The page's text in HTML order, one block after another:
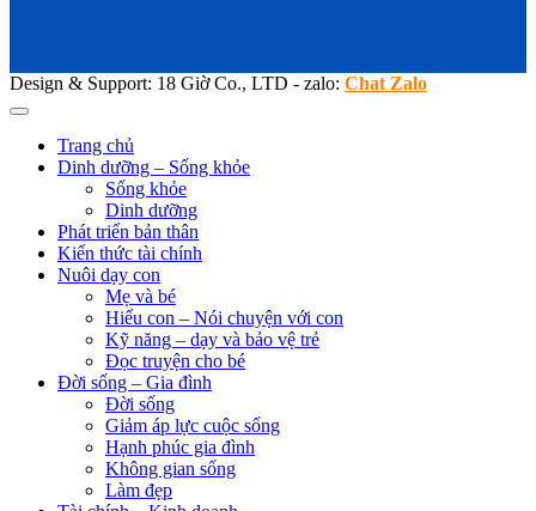
Design & Support: 18 Giờ Co., LTD - zalo: Chat Zalo
Trang chủ
Dinh dưỡng – Sống khỏe
Sống khỏe
Dinh dưỡng
Phát triển bản thân
Kiến thức tài chính
Nuôi dạy con
Mẹ và bé
Hiểu con – Nói chuyện với con
Kỹ năng – dạy và bảo vệ trẻ
Đọc truyện cho bé
Đời sống – Gia đình
Đời sống
Giảm áp lực cuộc sống
Hạnh phúc gia đình
Không gian sống
Làm đẹp